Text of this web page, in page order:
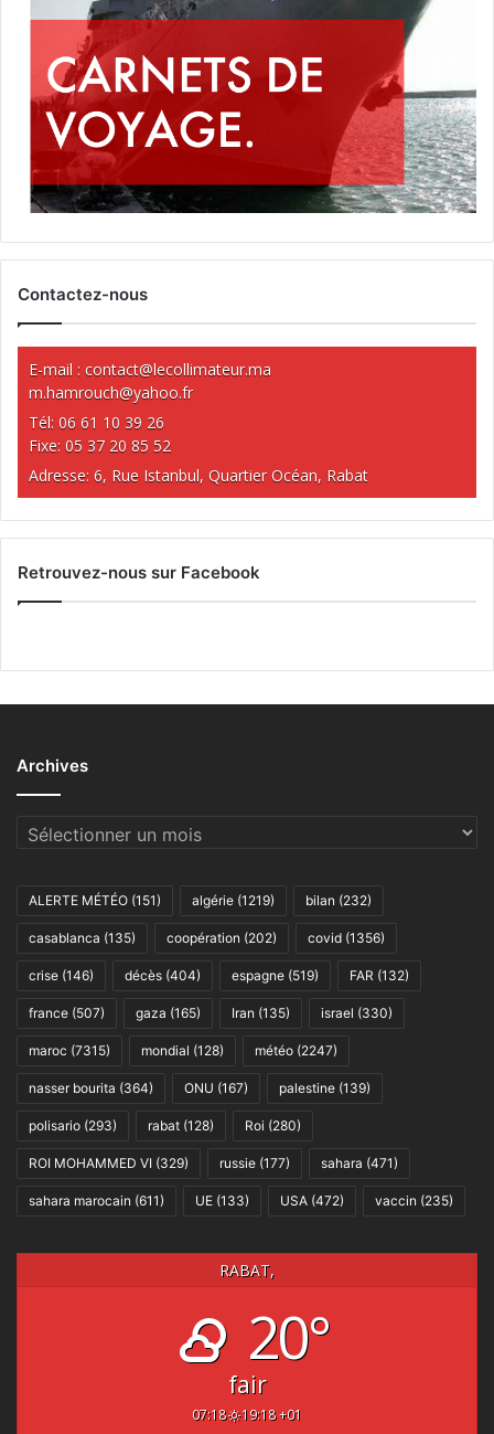
Contactez-nous
E-mail : contact@lecollimateur.ma
m.hamrouch@yahoo.fr
Tél: 06 61 10 39 26
Fixe: 05 37 20 85 52
Adresse: 6, Rue Istanbul, Quartier Océan, Rabat
Retrouvez-nous sur Facebook
Archives
Archives
ALERTE MÉTÉO (151) algérie (1219) bilan (232)
casablanca (135) coopération (202) covid (1356)
crise (146) décès (404) espagne (519) FAR (132)
france (507) gaza (165) Iran (135) israel (330)
maroc (7315) mondial (128) météo (2247)
nasser bourita (364) ONU (167) palestine (139)
polisario (293) rabat (128) Roi (280)
ROI MOHAMMED VI (329) russie (177) sahara (471)
sahara marocain (611) UE (133) USA (472) vaccin (235)
RABAT,
20°
fair
07:18 19:18 +01